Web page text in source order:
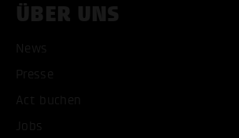
ÜBER UNS
News
Presse
Act buchen
Jobs